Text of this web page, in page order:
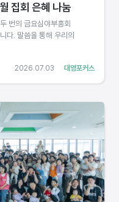
대영포커스
2026.07.03
집회 은혜 나눔
번의 금요심야부흥회
다. 말씀을 통해 우리의